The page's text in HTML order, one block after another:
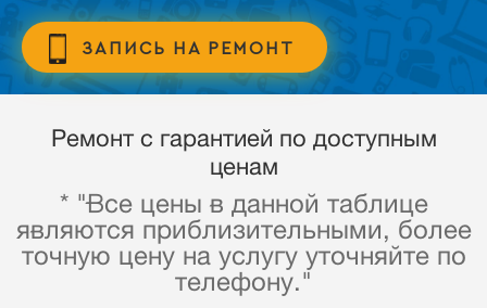
ЗАПИСЬ НА РЕМОНТ
Ремонт с гарантией по доступным
ценам
* "Все цены в данной таблице
являются приблизительными, более
точную цену на услугу уточняйте по
телефону."